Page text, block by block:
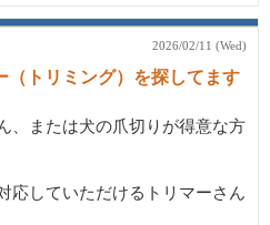
2026/02/11 (Wed)
（トリミング）を探してます
、または犬の爪切りが得意な方
応していただけるトリマーさん